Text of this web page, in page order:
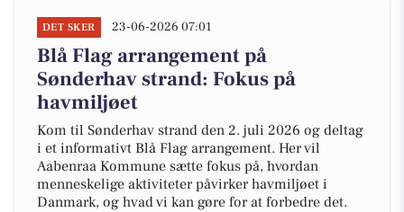
DET SKER 23-06-2026 07:01
Blå Flag arrangement på
Sønderhav strand: Fokus på
havmiljøet
Kom til Sønderhav strand den 2. juli 2026 og deltag
i et informativt Blå Flag arrangement. Her vil
Aabenraa Kommune sætte fokus på, hvordan
menneskelige aktiviteter påvirker havmiljøet i
Danmark, og hvad vi kan gøre for at forbedre det.